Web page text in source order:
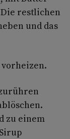
restlichen
und das
vorheizen.
zu einem